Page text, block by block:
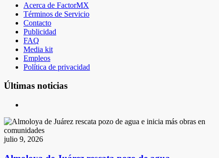
Acerca de FactorMX
Términos de Servicio
Contacto
Publicidad
FAQ
Media kit
Empleos
Política de privacidad
Últimas noticias
julio 9, 2026